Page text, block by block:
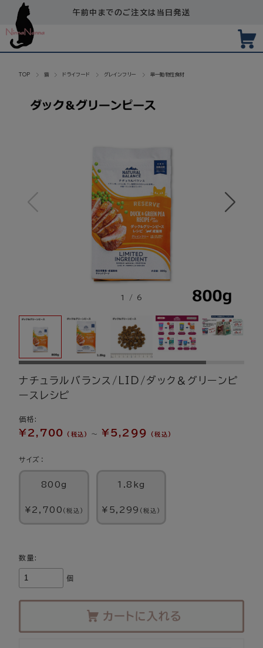
午前中までのご注文は当日発送
TOP 猫 ドライフード グレインフリー 単一動物性食材
1 / 6
ナチュラルバランス/LID/ダック＆グリーンピ
ースレシピ
価格:
¥2,700 (税込) ～ ¥5,299 (税込)
サイズ：
800g
¥2,700 (税込)
1.8kg
¥5,299 (税込)
数量:
個